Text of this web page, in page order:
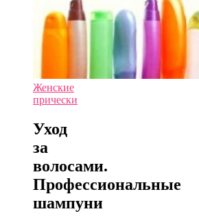
Женские
прически
Уход
за
волосами.
Профессиональные
шампуни